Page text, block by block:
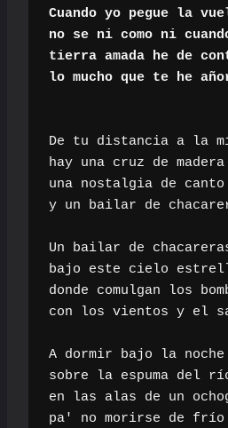
Cuando yo pegue la
no se ni como ni
tierra amada he de
lo mucho que te he
De tu distancia a la
hay una cruz de madera
una nostalgia de canto
y un bailar de
Un bailar de
bajo este cielo
donde comulgan los
con los vientos y el
A dormir bajo la noche
sobre la espuma del
en las alas de un
pa' no morirse de frío